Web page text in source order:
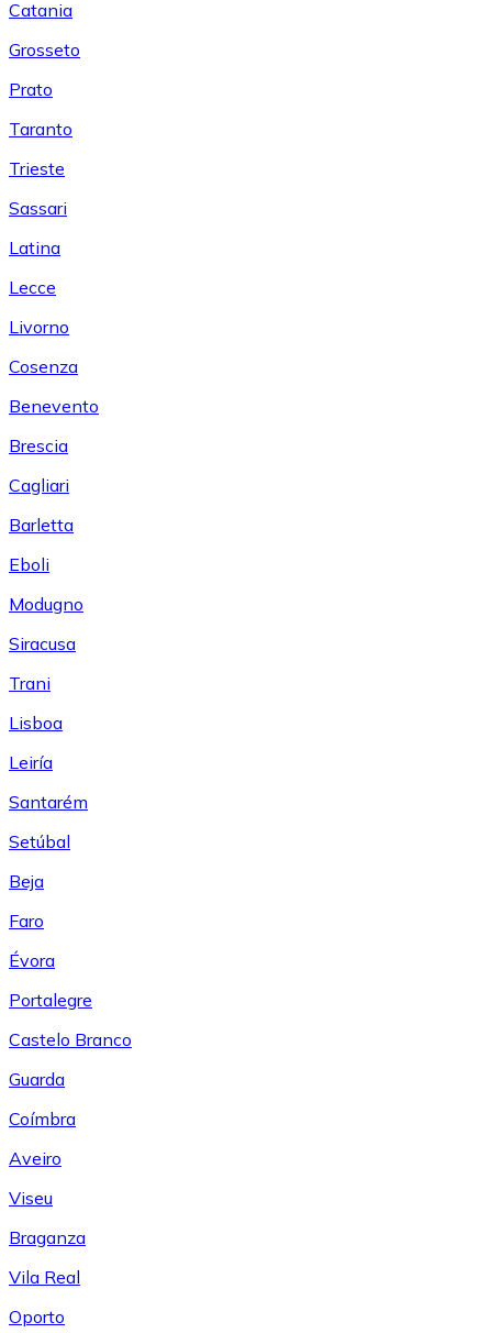
Catania
Grosseto
Prato
Taranto
Trieste
Sassari
Latina
Lecce
Livorno
Cosenza
Benevento
Brescia
Cagliari
Barletta
Eboli
Modugno
Siracusa
Trani
Lisboa
Leiría
Santarém
Setúbal
Beja
Faro
Évora
Portalegre
Castelo Branco
Guarda
Coímbra
Aveiro
Viseu
Braganza
Vila Real
Oporto